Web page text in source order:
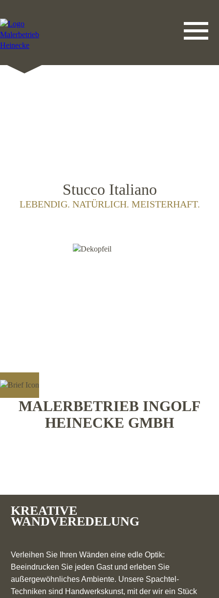
Stucco Italiano
LEBENDIG. NATÜRLICH. MEISTERHAFT.
MALERBETRIEB INGOLF
HEINECKE GMBH
KREATIVE
WANDVEREDELUNG
Verleihen Sie Ihren Wänden eine edle Optik:
Beeindrucken Sie jeden Gast und erleben Sie
außergewöhnliches Ambiente. Unsere Spachtel-
Techniken sind Handwerkskunst, mit der wir ein Stück